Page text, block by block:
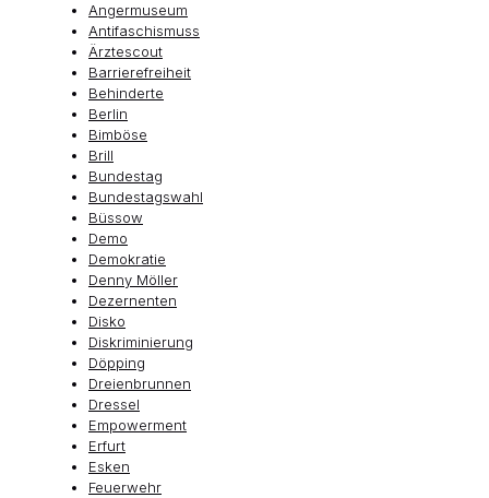
Angermuseum
Antifaschismuss
Ärztescout
Barrierefreiheit
Behinderte
Berlin
Bimböse
Brill
Bundestag
Bundestagswahl
Büssow
Demo
Demokratie
Denny Möller
Dezernenten
Disko
Diskriminierung
Döpping
Dreienbrunnen
Dressel
Empowerment
Erfurt
Esken
Feuerwehr